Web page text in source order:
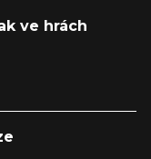
ve hrách